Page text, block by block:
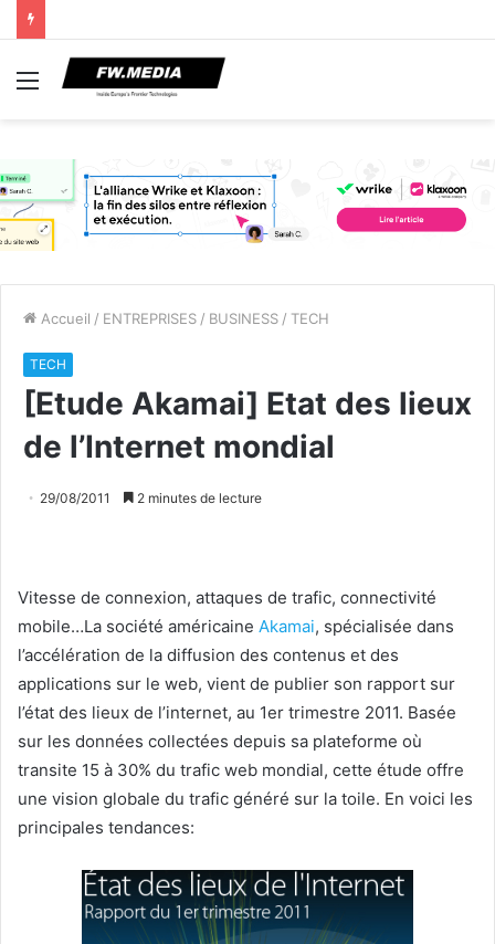
Menu
Accueil / ENTREPRISES / BUSINESS / TECH
TECH
[Etude Akamai] Etat des lieux
de l’Internet mondial
29/08/2011 2 minutes de lecture
Vitesse de connexion, attaques de trafic, connectivité
mobile…La société américaine Akamai, spécialisée dans
l’accélération de la diffusion des contenus et des
applications sur le web, vient de publier son rapport sur
l’état des lieux de l’internet, au 1er trimestre 2011. Basée
sur les données collectées depuis sa plateforme où
transite 15 à 30% du trafic web mondial, cette étude offre
une vision globale du trafic généré sur la toile. En voici les
principales tendances: